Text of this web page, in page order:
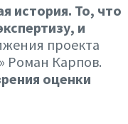
история. То, что
и
проекта
Роман Карпов.
оценки